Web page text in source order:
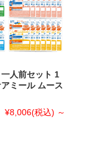
人前セット 1
ミール ムース
¥8,006(税込) ～